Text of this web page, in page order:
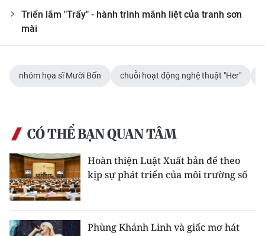
Triển lãm "Trẩy" - hành trình mãnh liệt của tranh sơn
mài
nhóm họa sĩ Mười Bốn chuỗi hoạt động nghệ thuật "Her"
CÓ THỂ BẠN QUAN TÂM
Hoàn thiện Luật Xuất bản để theo
kịp sự phát triển của môi trường số
Phùng Khánh Linh và giấc mơ hát